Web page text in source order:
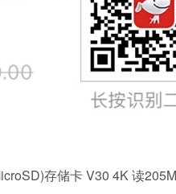
存储卡 V30 4K 读